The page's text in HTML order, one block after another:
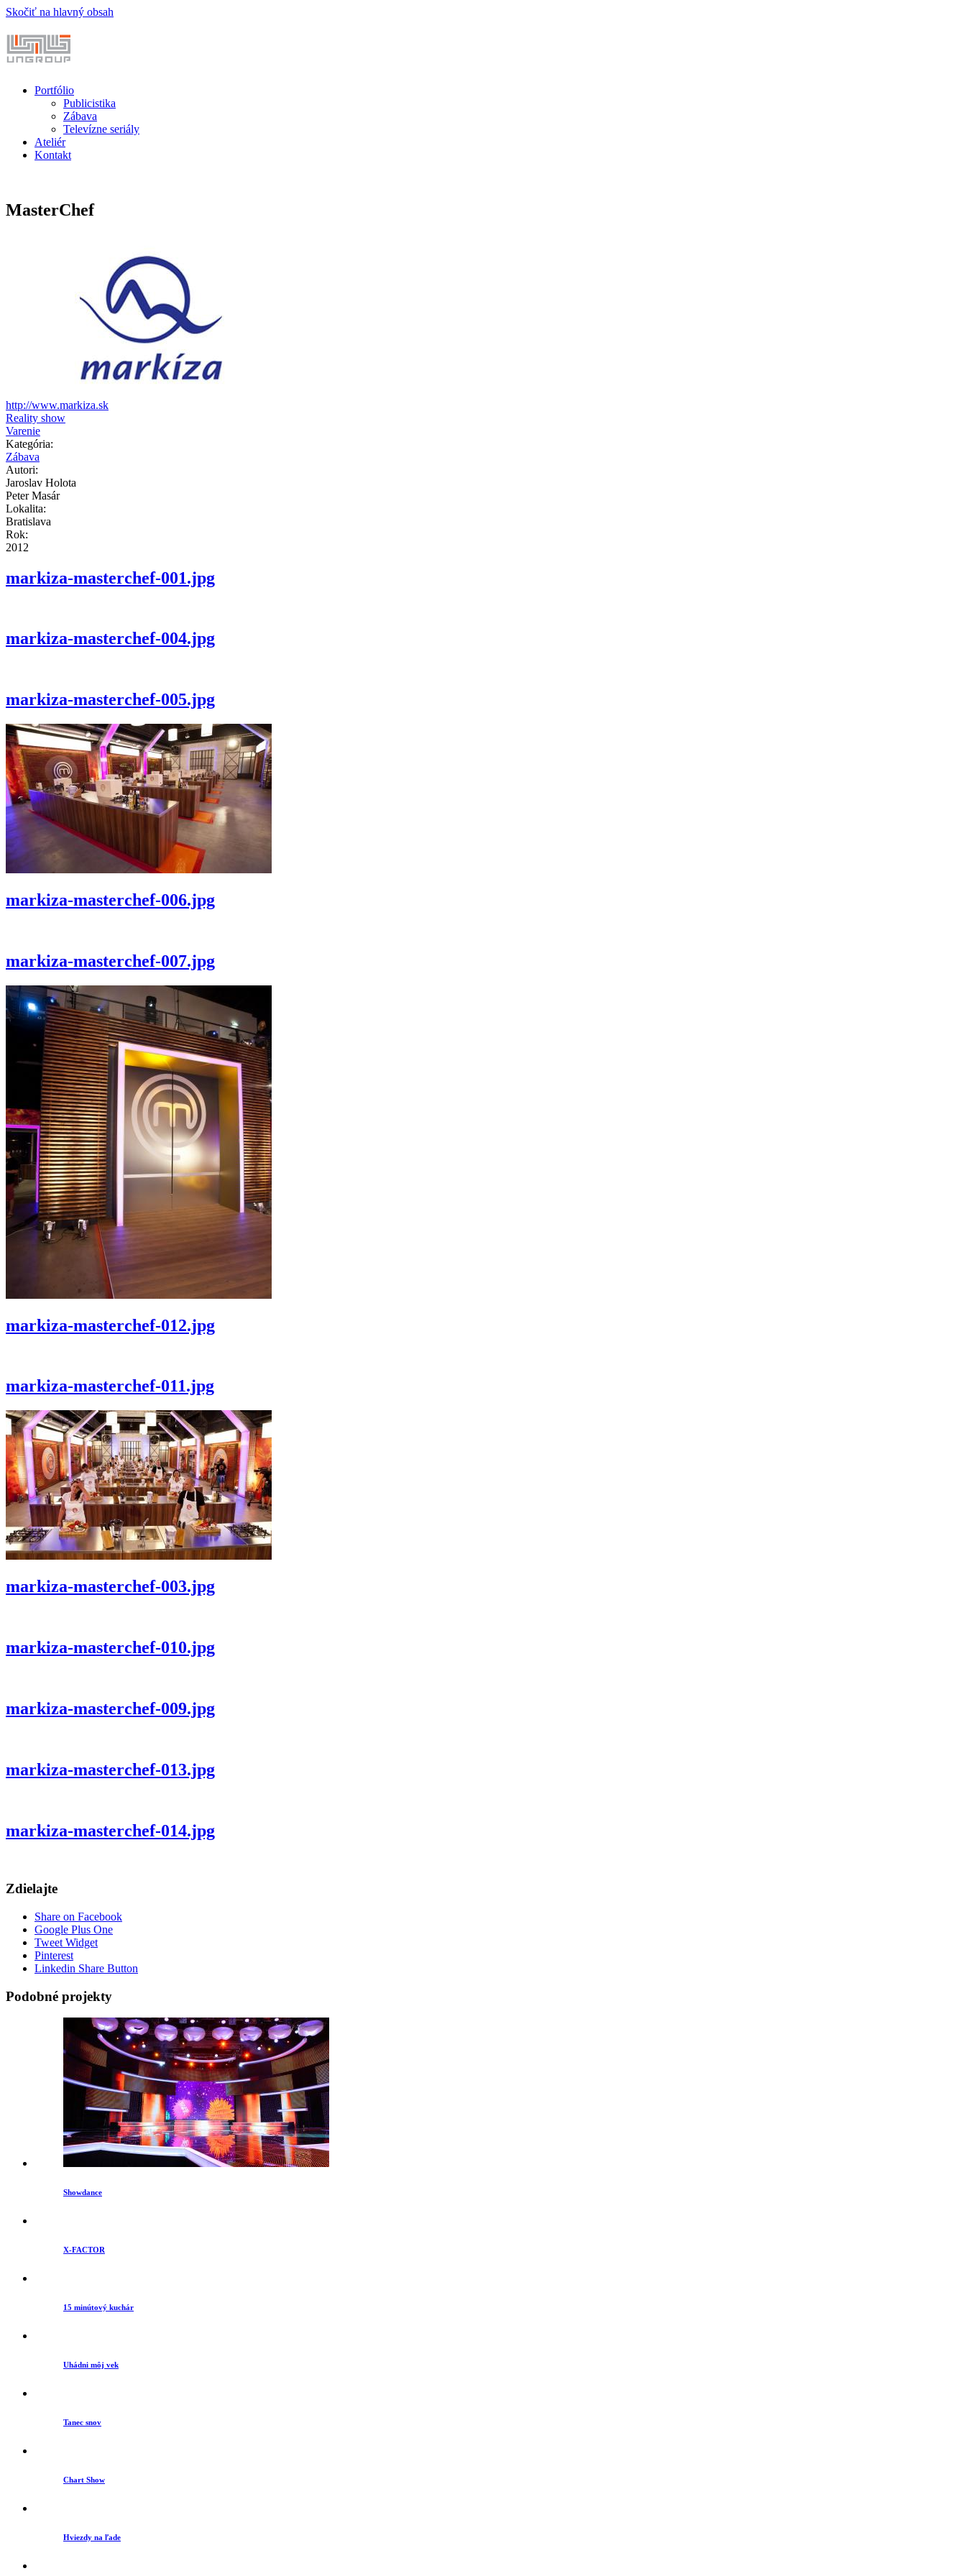
Skočiť na hlavný obsah
Portfólio
Publicistika
Zábava
Televízne seriály
Ateliér
Kontakt
MasterChef
http://www.markiza.sk
Reality show
Varenie
Kategória:
Zábava
Autori:
Jaroslav Holota
Peter Masár
Lokalita:
Bratislava
Rok:
2012
markiza-masterchef-001.jpg
markiza-masterchef-004.jpg
markiza-masterchef-005.jpg
markiza-masterchef-006.jpg
markiza-masterchef-007.jpg
markiza-masterchef-012.jpg
markiza-masterchef-011.jpg
markiza-masterchef-003.jpg
markiza-masterchef-010.jpg
markiza-masterchef-009.jpg
markiza-masterchef-013.jpg
markiza-masterchef-014.jpg
Zdielajte
Share on Facebook
Google Plus One
Tweet Widget
Pinterest
Linkedin Share Button
Podobné projekty
Showdance
X-FACTOR
15 minútový kuchár
Uhádni môj vek
Tanec snov
Chart Show
Hviezdy na ľade